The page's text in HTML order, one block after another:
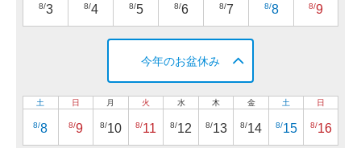
8/3 8/4 8/5 8/6 8/7 8/8 8/9
今年のお盆休み
土
8/8
日
8/9
月
8/10
火
8/11
水
8/12
木
8/13
金
8/14
土
8/15
日
8/16